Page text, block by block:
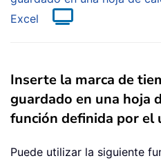
Excel
Inserte la marca de
guardado en una hoja
función definida por el
Puede utilizar la siguiente